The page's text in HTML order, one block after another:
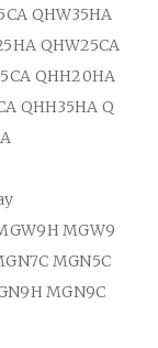
QHW35HA
QHW25CA
QHH20HA
QHH35HA Q
MGW9
MGN5C
MGN9C